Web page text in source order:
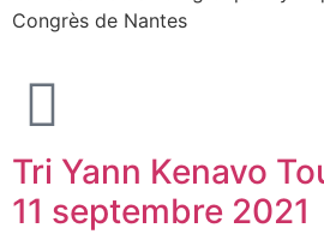
Congrès de Nantes
Tri Yann Kenavo
11 septembre 2021